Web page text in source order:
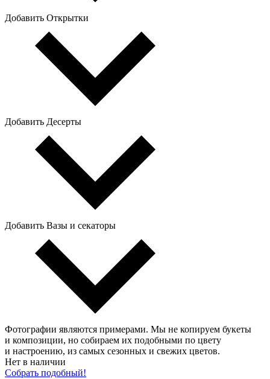
Добавить Открытки
Добавить Десерты
Добавить Вазы и секаторы
Фотографии являются примерами. Мы не копируем букеты
и композиции, но собираем их подобными по цвету
и настроению, из самых сезонных и свежих цветов.
Нет в наличии
Собрать подобный!